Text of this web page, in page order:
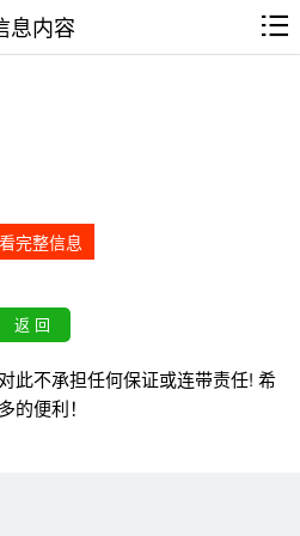
息内容
完整信息
此不承担任何保证或连带责任! 希
的便利！